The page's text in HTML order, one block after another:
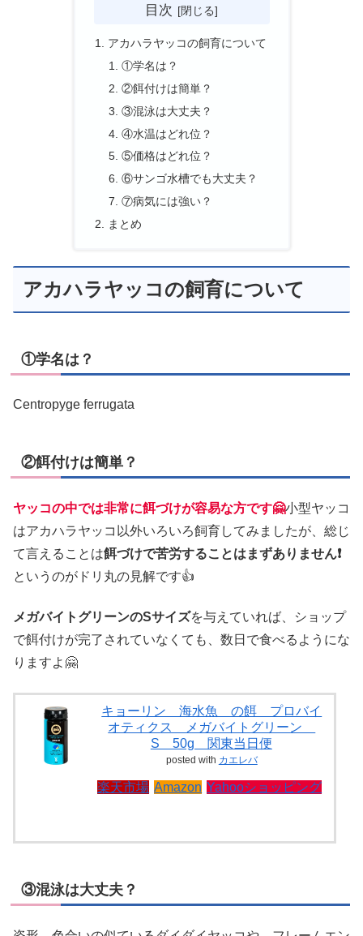
目次
アカハラヤッコの飼育について
①学名は？
②餌付けは簡単？
③混泳は大丈夫？
④水温はどれ位？
⑤価格はどれ位？
⑥サンゴ水槽でも大丈夫？
⑦病気には強い？
まとめ
アカハラヤッコの飼育について
①学名は？
Centropyge ferrugata
②餌付けは簡単？
ヤッコの中では非常に餌づけが容易な方です🤗小型ヤッコ
はアカハラヤッコ以外いろいろ飼育してみましたが、総じ
て言えることは餌づけで苦労することはまずありません❗
というのがドリ丸の見解です👍
メガバイトグリーンのSサイズを与えていれば、ショップ
で餌付けが完了されていなくても、数日で食べるようにな
りますよ🤗
キョーリン 海水魚 の餌 プロバイ
オティクス メガバイトグリーン
S 50g 関東当日便
posted with カエレバ
楽天市場 Amazon Yahooショッピング
③混泳は大丈夫？